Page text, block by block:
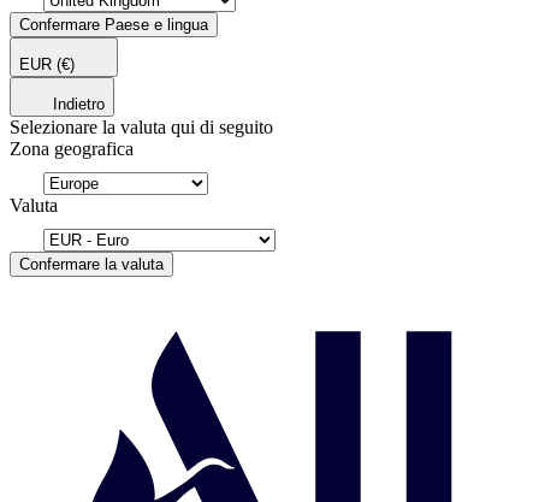
Confermare Paese e lingua
EUR (€)
Indietro
Selezionare la valuta qui di seguito
Zona geografica
Valuta
Confermare la valuta